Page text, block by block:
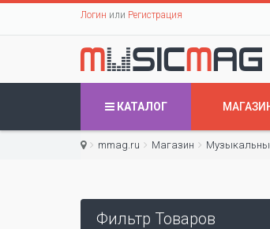
Логин или Регистрация
КАТАЛОГ
mmag.ru Магазин
Фильтр Товаров